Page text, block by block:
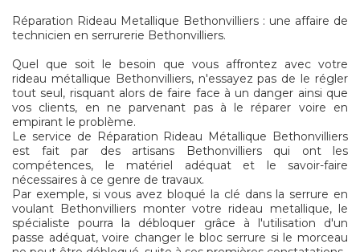
Réparation Rideau Metallique Bethonvilliers : une affaire de
technicien en serrurerie Bethonvilliers.
Quel que soit le besoin que vous affrontez avec votre
rideau métallique Bethonvilliers, n'essayez pas de le régler
tout seul, risquant alors de faire face à un danger ainsi que
vos clients, en ne parvenant pas à le réparer voire en
empirant le problème.
Le service de Réparation Rideau Métallique Bethonvilliers
est fait par des artisans Bethonvilliers qui ont les
compétences, le matériel adéquat et le savoir-faire
nécessaires à ce genre de travaux.
Par exemple, si vous avez bloqué la clé dans la serrure en
voulant Bethonvilliers monter votre rideau metallique, le
spécialiste pourra la débloquer grâce à l'utilisation d'un
passe adéquat, voire changer le bloc serrure si le morceau